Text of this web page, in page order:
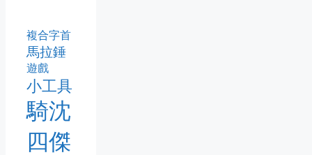
複合字首
馬拉錘
遊戲
小工具
騎沈
四傑